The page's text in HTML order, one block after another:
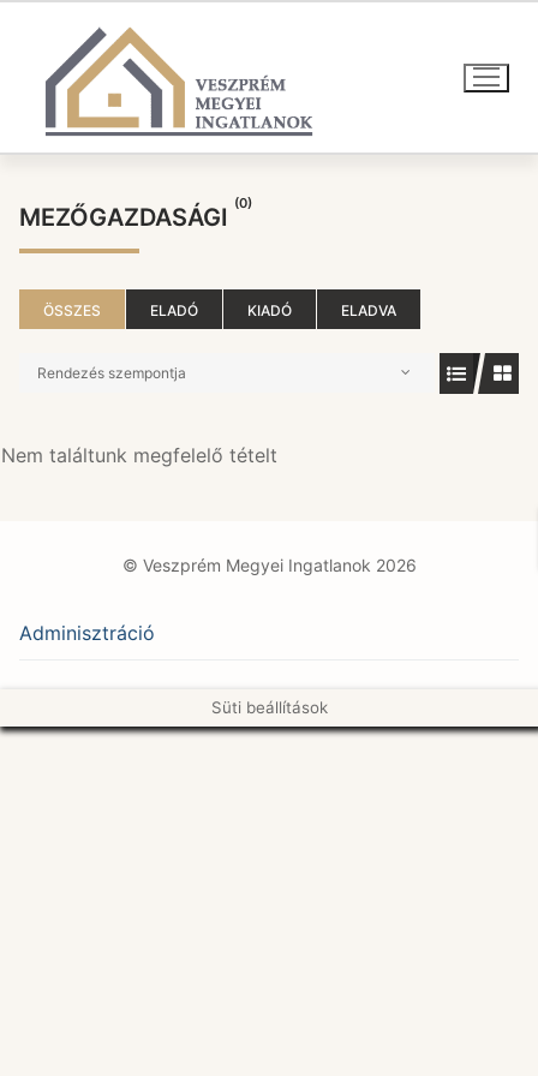
tartalomra
MEZŐGAZDASÁGI (0)
ÖSSZES ELADÓ KIADÓ ELADVA
Rendezés szempontja
Nem találtunk megfelelő tételt
© Veszprém Megyei Ingatlanok 2026
Adminisztráció
Süti beállítások